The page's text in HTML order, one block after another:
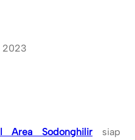
2023
Area Sodonghilir siap